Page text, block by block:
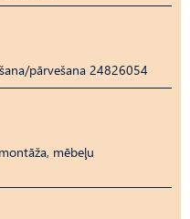
pārvešana 24826054
mēbeļu